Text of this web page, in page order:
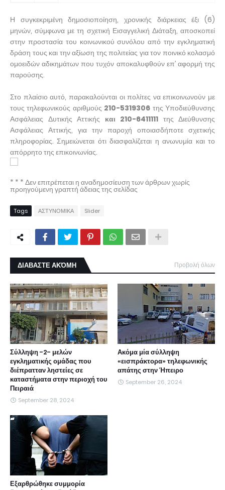
Η συγκεκριμένη δημοσιοποίηση, χρονικής διάρκειας έξι (6)
μηνών, σύμφωνα με τη σχετική Εισαγγελική Διάταξη, αποσκοπεί
στην προστασία του κοινωνικού συνόλου από την εγκληματική
δράση τους και την αξίωση της πολιτείας για τον ποινικό κολασμό
ομοειδών αδικημάτων που τυχόν αποκαλυφθούν επ’ αφορμή της
παρούσης.
Στο πλαίσιο αυτό, παρακαλούνται οι πολίτες να επικοινωνούν με
τους τηλεφωνικούς αριθμούς 210-5319306 της Υποδιεύθυνσης
Ασφάλειας Δυτικής Αττικής και 210-6411111 της Διεύθυνσης
Ασφάλειας Αττικής, για την παροχή οποιασδήποτε σχετικής
πληροφορίας. Σημειώνεται ότι διασφαλίζεται η ανωνυμία και το
απόρρητο της επικοινωνίας.
* * * Δεν επιτρέπεται η αναδημοσίευση των άρθρων χωρίς
προηγούμενη γραπτή άδειας της σελίδας
Tags ΑΣΤΥΝΟΜΙΚΑ Slider
ΔΙΑΒΑΣΤΕ ΑΚΌΜΗ Προβολή όλων
Σύλληψη -2- μελών
εγκληματικής ομάδας που
διέπρατταν ληστείες σε
καταστήματα στην περιοχή του
Πειραιά
September 28, 2024
Ακόμα μία σύλληψη
«εισπράκτορα» τηλεφωνικής
απάτης στην Ήπειρο
September 26, 2024
Εξαρθρώθηκε συμμορία